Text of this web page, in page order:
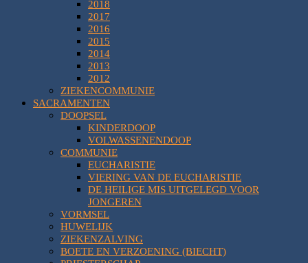
2018
2017
2016
2015
2014
2013
2012
ZIEKENCOMMUNIE
SACRAMENTEN
DOOPSEL
KINDERDOOP
VOLWASSENENDOOP
COMMUNIE
EUCHARISTIE
VIERING VAN DE EUCHARISTIE
DE HEILIGE MIS UITGELEGD VOOR
JONGEREN
VORMSEL
HUWELIJK
ZIEKENZALVING
BOETE EN VERZOENING (BIECHT)